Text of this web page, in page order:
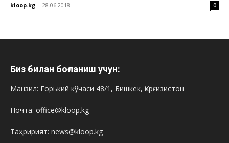
kloop.kg - 28.06.2018 0
Биз билан боғланиш учун:
Манзил: Горький кўчаси 48/1, Бишкек, Қирғизистон
Почта: office@kloop.kg
Таҳририят: news@kloop.kg